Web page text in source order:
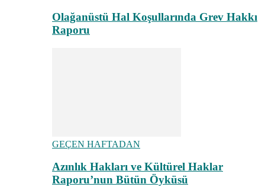
Olağanüstü Hal Koşullarında Grev Hakkı
Raporu
GEÇEN HAFTADAN
Azınlık Hakları ve Kültürel Haklar
Raporu’nun Bütün Öyküsü